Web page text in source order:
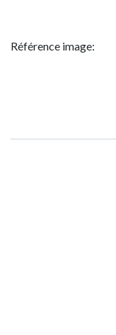
Référence image: